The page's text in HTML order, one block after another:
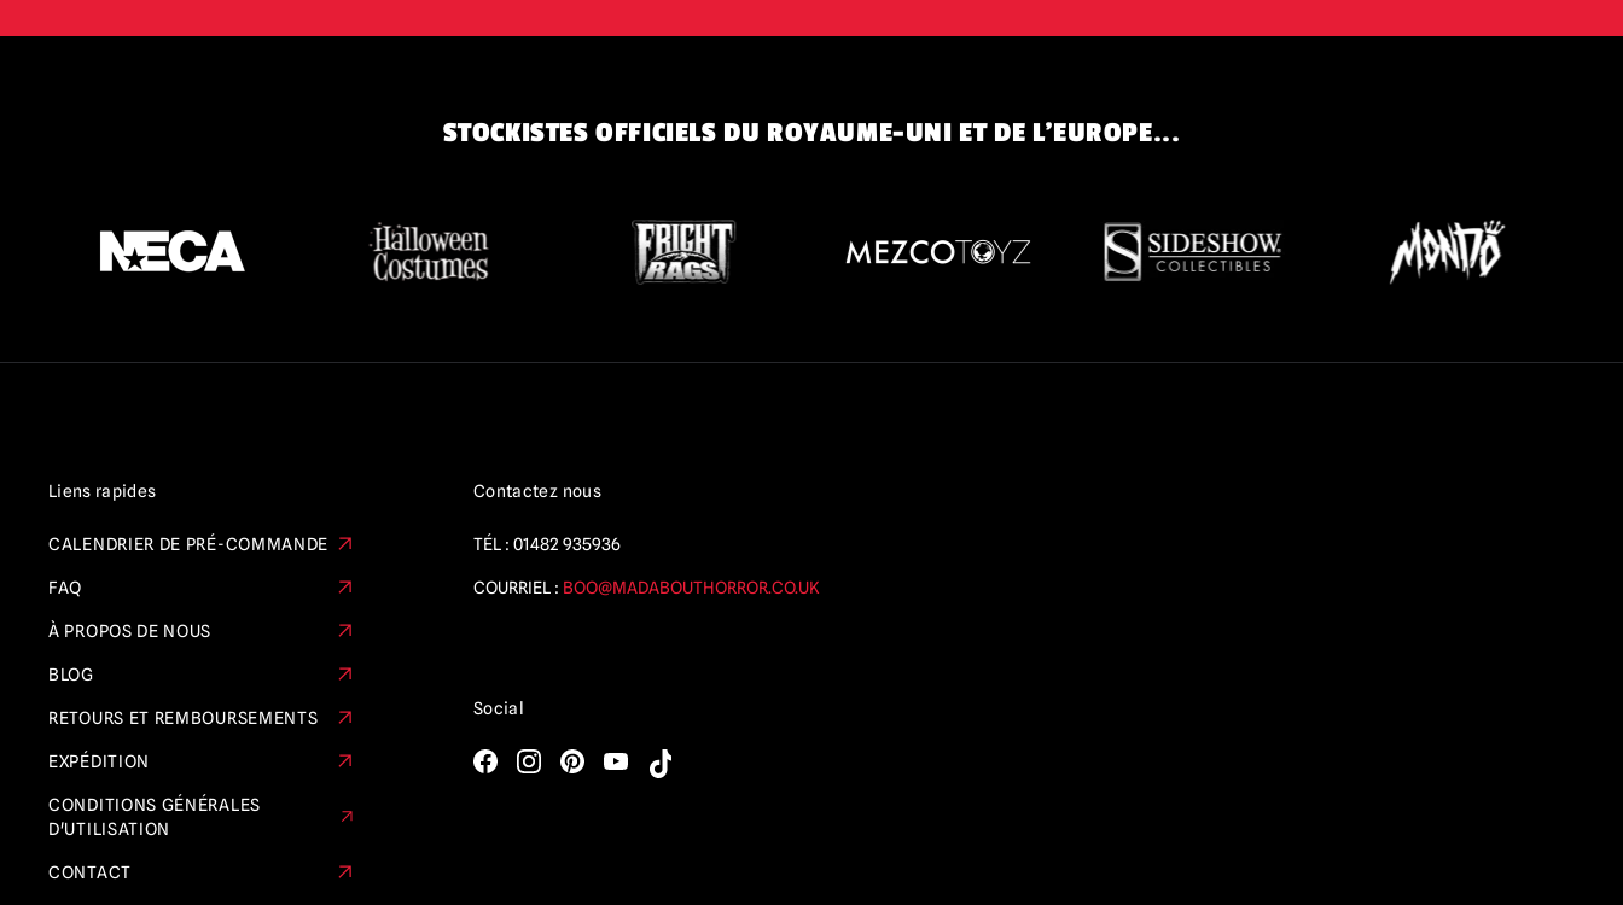
STOCKISTES OFFICIELS DU ROYAUME-UNI ET DE L'EUROPE...
Liens rapides
CALENDRIER DE PRÉ-COMMANDE
FAQ
À PROPOS DE NOUS
BLOG
RETOURS ET REMBOURSEMENTS
EXPÉDITION
CONDITIONS GÉNÉRALES
D'UTILISATION
CONTACT
Contactez nous
TÉL : 01482 935936
COURRIEL : BOO@MADABOUTHORROR.CO.UK
Social